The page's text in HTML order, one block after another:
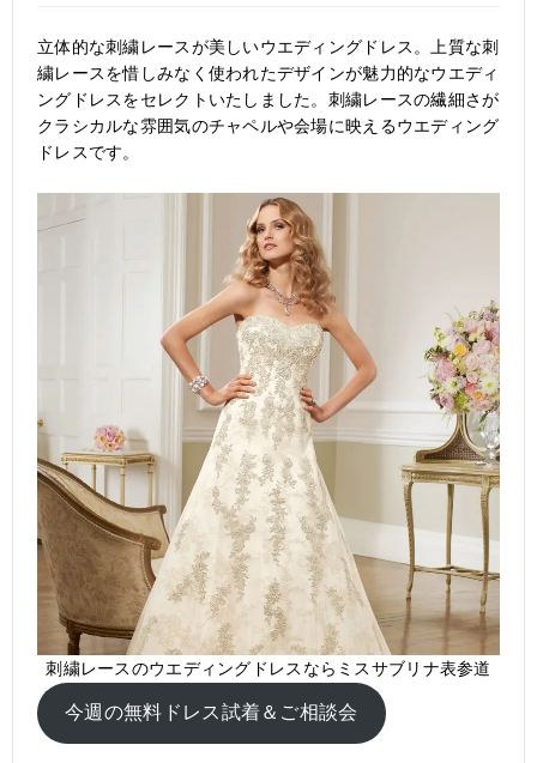
立体的な刺繍レースが美しいウエディングドレス。上質な刺
繍レースを惜しみなく使われたデザインが魅力的なウエディ
ングドレスをセレクトいたしました。刺繍レースの繊細さが
クラシカルな雰囲気のチャペルや会場に映えるウエディング
ドレスです。
刺繍レースのウエディングドレスならミスサブリナ表参道
今週の無料ドレス試着＆ご相談会